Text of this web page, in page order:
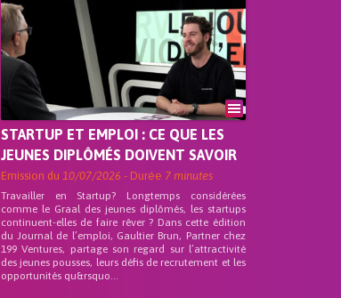
STARTUP ET EMPLOI : CE QUE LES
JEUNES DIPLÔMÉS DOIVENT SAVOIR
Emission du 10/07/2026 - Durée 7 minutes
Travailler en Startup? Longtemps considérées
comme le Graal des jeunes diplômés, les startups
continuent-elles de faire rêver ? Dans cette édition
du Journal de l’emploi, Gaultier Brun, Partner chez
199 Ventures, partage son regard sur l’attractivité
des jeunes pousses, leurs défis de recrutement et les
opportunités qu&rsquo...